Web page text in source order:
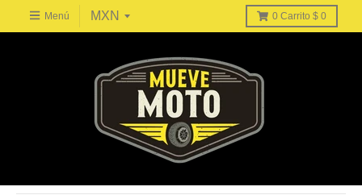
Menú 0 Carrito $ 0